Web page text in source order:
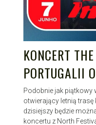
KONCERT
PORTUGALII
Podobnie jak piątkowy
otwierający letnią trasę
dzisiejszy będzie
koncertu z North